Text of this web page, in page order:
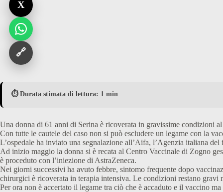
⏱️ Durata stimata di lettura: 1 min
Una donna di 61 anni di Serina è ricoverata in gravissime condizioni
Con tutte le cautele del caso non si può escludere un legame con la
L’ospedale ha inviato una segnalazione all’Aifa, l’Agenzia italiana del
Ad inizio maggio la donna si è recata al Centro Vaccinale di Zogno
è proceduto con l’iniezione di AstraZeneca.
Nei giorni successivi ha avuto febbre, sintomo frequente dopo
chirurgici è ricoverata in terapia intensiva. Le condizioni restano gravi
Per ora non è accertato il legame tra ciò che è accaduto e il vaccino
X
🔗